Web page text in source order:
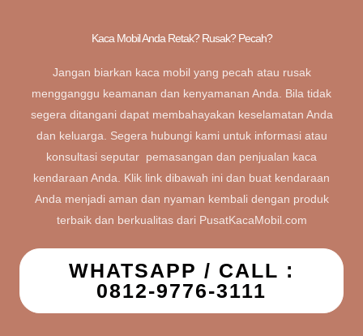
Kaca Mobil Anda Retak? Rusak? Pecah?
Jangan biarkan kaca mobil yang pecah atau rusak
mengganggu keamanan dan kenyamanan Anda. Bila tidak
segera ditangani dapat membahayakan keselamatan Anda
dan keluarga. Segera hubungi kami untuk informasi atau
konsultasi seputar pemasangan dan penjualan kaca
kendaraan Anda. Klik link dibawah ini dan buat kendaraan
Anda menjadi aman dan nyaman kembali dengan produk
terbaik dan berkualitas dari PusatKacaMobil.com
WHATSAPP / CALL :
0812-9776-3111